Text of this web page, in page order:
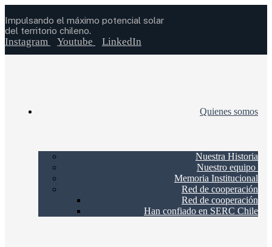
Impulsando el máximo potencial solar
del territorio chileno.
Instagram Youtube LinkedIn
Quienes somos
Nuestra Historia
Nuestro equipo
Memoria Institucional
Red de cooperación
Red de cooperación
Han confiado en SERC Chile